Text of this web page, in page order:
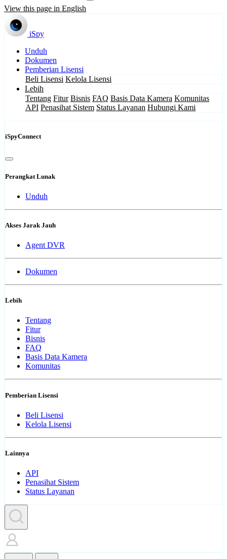
View this page in English
iSpy
Unduh
Dokumen
Pemberian Lisensi
Beli Lisensi Kelola Lisensi
Lebih
Tentang Fitur Bisnis FAQ Basis Data Kamera Komunitas
API Penasihat Sistem Status Layanan Hubungi Kami
iSpyConnect
Perangkat Lunak
Unduh
Akses Jarak Jauh
Agent DVR
Dokumen
Lebih
Tentang
Fitur
Bisnis
FAQ
Basis Data Kamera
Komunitas
Pemberian Lisensi
Beli Lisensi
Kelola Lisensi
Lainnya
API
Penasihat Sistem
Status Layanan